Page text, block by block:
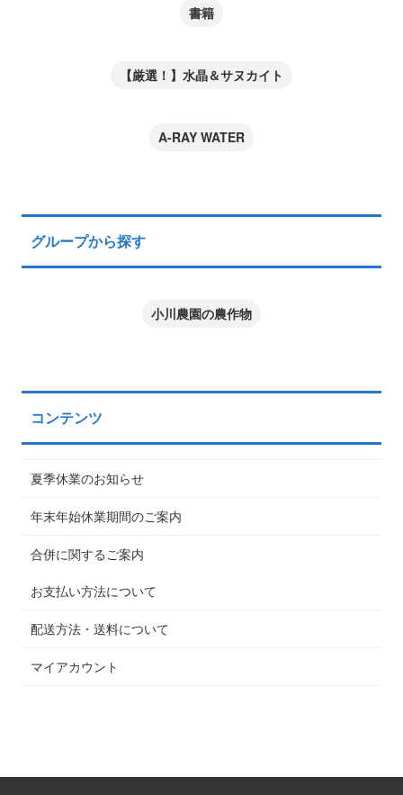
書籍
【厳選！】水晶＆サヌカイト
A-RAY WATER
グループから探す
小川農園の農作物
コンテンツ
夏季休業のお知らせ
年末年始休業期間のご案内
合併に関するご案内
お支払い方法について
配送方法・送料について
マイアカウント